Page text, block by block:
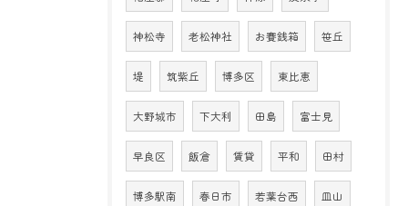
神松寺 老松神社 お賽銭箱 笹丘
堤 筑紫丘 博多区 東比恵
大野城市 下大利 田島 富士見
早良区 飯倉 賃貸 平和 田村
博多駅南 春日市 若葉台西 皿山